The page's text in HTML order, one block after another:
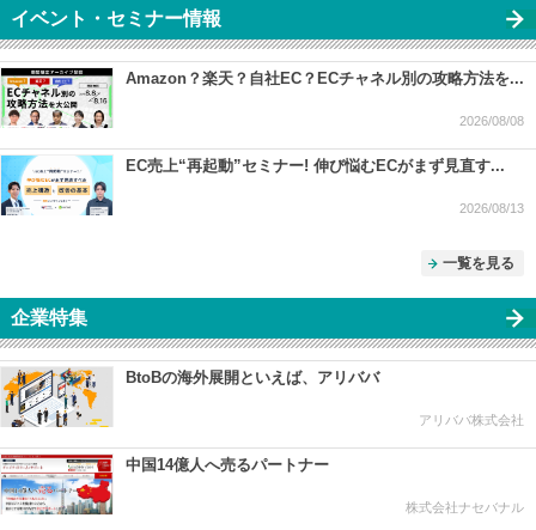
イベント・セミナー情報
Amazon？楽天？自社EC？ECチャネル別の攻略方法を...
2026/08/08
EC売上“再起動”セミナー! 伸び悩むECがまず見直す...
2026/08/13
一覧を見る
企業特集
BtoBの海外展開といえば、アリババ
アリババ株式会社
中国14億人へ売るパートナー
株式会社ナセバナル